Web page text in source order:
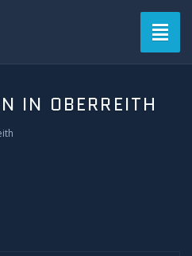
IN OBERREITH